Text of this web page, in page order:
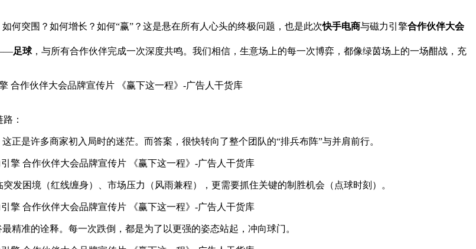
如何突围？如何增长？如何“赢”？这是悬在所有人心头的终极问题，也是此次快手电商与磁力引擎合作伙伴大会
——足球，与所有合作伙伴完成一次深度共鸣。我们相信，生意场上的每一次博弈，都像绿茵场上的一场酣战，充
：
正是许多商家初入局时的迷茫。而答案，很快转向了整个团队的“排兵布阵”与并肩前行。
发困境（红线缠身）、市场压力（风雨兼程），更需要抓住关键的制胜机会（点球时刻）。
精准的诠释。每一次跌倒，都是为了以更强的姿态站起，冲向球门。